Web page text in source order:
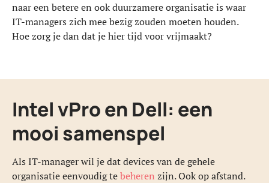
naar een betere en ook duurzamere organisatie is waar
IT-managers zich mee bezig zouden moeten houden.
Hoe zorg je dan dat je hier tijd voor vrijmaakt?
Intel vPro en Dell: een
mooi samenspel
Als IT-manager wil je dat devices van de gehele
organisatie eenvoudig tebeheren zijn. Ook op afstand.